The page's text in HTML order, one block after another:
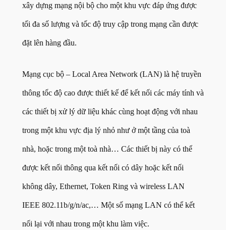
xây dựng mạng nội bộ cho một khu vực đáp ứng được
tối đa số lượng và tốc độ truy cập trong mạng cần được
đặt lên hàng đầu.
Mạng cục bộ – Local Area Network (LAN) là hệ truyền
thông tốc độ cao được thiết kế để kết nối các máy tính và
các thiết bị xử lý dữ liệu khác cùng hoạt động với nhau
trong một khu vực địa lý nhỏ như ở một tầng của toà
nhà, hoặc trong một toà nhà… Các thiết bị này có thể
được kết nối thông qua kết nối có dây hoặc kết nối
không dây, Ethernet, Token Ring và wireless LAN
IEEE 802.11b/g/n/ac,… Một số mạng LAN có thể kết
nối lại với nhau trong một khu làm việc.